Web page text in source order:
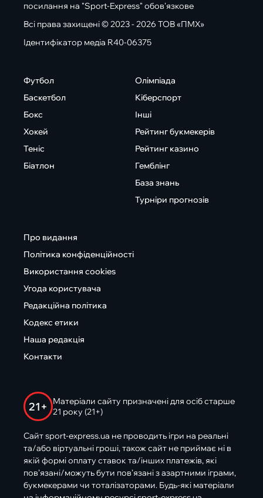
посилання на "Sport-Express" обов'язкове
Всі права захищені © 2023 - 2026 ТОВ «ПМХ»
Ідентифікатор медіа R40-06375
Футбол
Баскетбол
Бокс
Хокей
Теніс
Біатлон
Олімпіада
Кіберспорт
Інші
Рейтинг букмекерів
Рейтинг казино
Гемблінг
База знань
Турніри прогнозів
Про видання
Політика конфіденційності
Використання cookies
Угода користувача
Редакційна політика
Кодекс етики
Наша редакція
Контакти
21+
Матеріали сайту призначені для осіб старше
21 року (21+)
Сайт sport-express.ua не проводить ігри на реальні
та/або віртуальні гроші, також сайт не приймає ні в
якій формі оплату ставок та/інших платежів, які
пов’язані/можуть бути пов’язані з азартними іграми,
букмекерами чи тоталізаторами. Будь-які матеріали